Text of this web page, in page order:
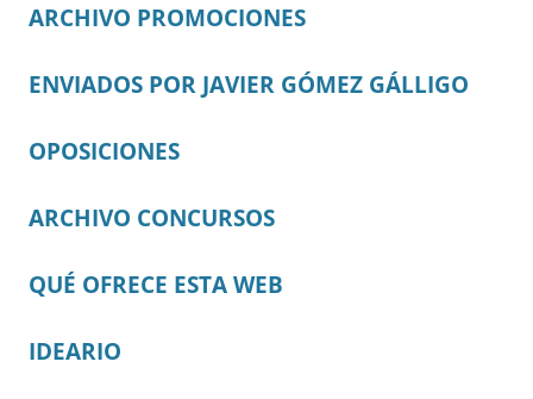
ARCHIVO PROMOCIONES
ENVIADOS POR JAVIER GÓMEZ GÁLLIGO
OPOSICIONES
ARCHIVO CONCURSOS
QUÉ OFRECE ESTA WEB
IDEARIO